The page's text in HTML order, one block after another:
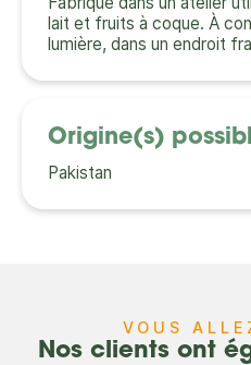
lait et fruits à coque. À
lumière, dans un endroit
Origine(s)
Pakistan
VOUS
Nos clients ont